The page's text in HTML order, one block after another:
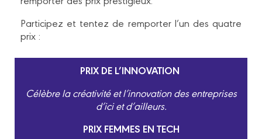
Participez et tentez de remporter l’un des quatre
prix :
PRIX DE L’INNOVATION
Célèbre la créativité et l’innovation des entreprises
d’ici et d’ailleurs.
PRIX FEMMES EN TECH